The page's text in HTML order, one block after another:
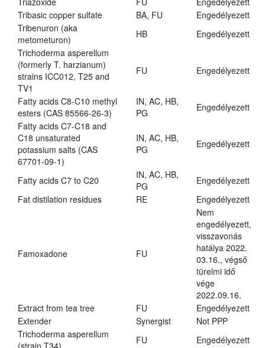
Tribasic copper sulfate
BA, FU
Engedélyezett
Tribenuron (aka
metometuron)
HB
Engedélyezett
Trichoderma asperellum
(formerly T. harzianum)
strains ICC012, T25 and
TV1
FU Engedélyezett
Fatty acids C8-C10 methyl
esters (CAS 85566-26-3)
IN, AC, HB,
PG
Engedélyezett
Fatty acids C7-C18 and
C18 unsaturated
potassium salts (CAS
67701-09-1)
IN, AC, HB,
PG
Engedélyezett
Fatty acids C7 to C20
IN, AC, HB,
PG
Engedélyezett
Fat distilation residues
RE Engedélyezett
Famoxadone FU
Nem
engedélyezett,
visszavonás
hatálya 2022.
03.16., végső
türelmi idő
vége
2022.09.16.
Extract from tea tree
FU
Engedélyezett
Extender
Synergist
Not PPP
Trichoderma asperellum
FU
Engedélyezett